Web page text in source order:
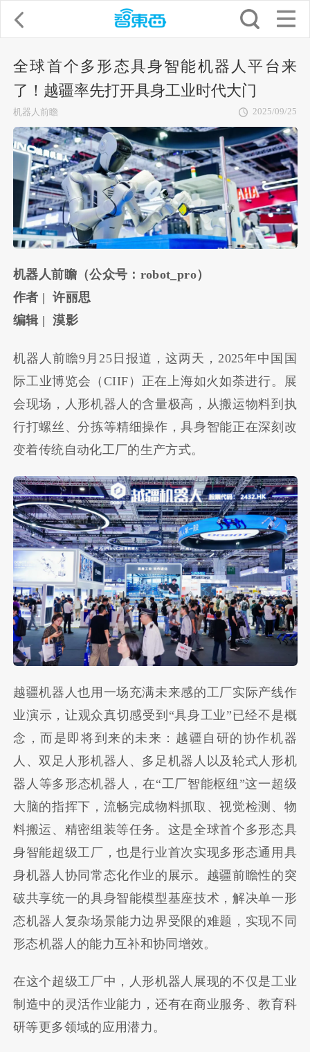
全球首个多形态具身智能机器人平台来
了！越疆率先打开具身工业时代大门
机器人前瞻 2025/09/25
机器人前瞻（公众号：robot_pro）
作者 | 许丽思
编辑 | 漠影
机器人前瞻9月25日报道，这两天，2025年中国国
际工业博览会（CIIF）正在上海如火如荼进行。展
会现场，人形机器人的含量极高，从搬运物料到执
行打螺丝、分拣等精细操作，具身智能正在深刻改
变着传统自动化工厂的生产方式。
越疆机器人也用一场充满未来感的工厂实际产线作
业演示，让观众真切感受到“具身工业”已经不是概
念，而是即将到来的未来：越疆自研的协作机器
人、双足人形机器人、多足机器人以及轮式人形机
器人等多形态机器人，在“工厂智能枢纽”这一超级
大脑的指挥下，流畅完成物料抓取、视觉检测、物
料搬运、精密组装等任务。这是全球首个多形态具
身智能超级工厂，也是行业首次实现多形态通用具
身机器人协同常态化作业的展示。越疆前瞻性的突
破共享统一的具身智能模型基座技术，解决单一形
态机器人复杂场景能力边界受限的难题，实现不同
形态机器人的能力互补和协同增效。
在这个超级工厂中，人形机器人展现的不仅是工业
制造中的灵活作业能力，还有在商业服务、教育科
研等更多领域的应用潜力。